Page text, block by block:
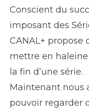
Conscient du
imposant des
CANAL+
mettre en
la fin d’une série.
Maintenant nous
pouvoir regarder